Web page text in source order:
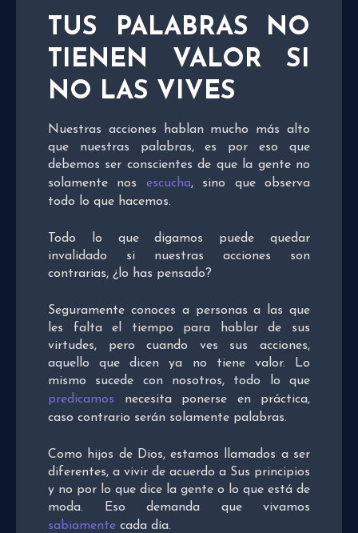
TUS PALABRAS NO
TIENEN VALOR SI
NO LAS VIVES
Nuestras acciones hablan mucho más alto
que nuestras palabras, es por eso que
debemos ser conscientes de que la gente no
solamente nos escucha, sino que observa
todo lo que hacemos.
Todo lo que digamos puede quedar
invalidado si nuestras acciones son
contrarias, ¿lo has pensado?
Seguramente conoces a personas a las que
les falta el tiempo para hablar de sus
virtudes, pero cuando ves sus acciones,
aquello que dicen ya no tiene valor. Lo
mismo sucede con nosotros, todo lo que
predicamos necesita ponerse en práctica,
caso contrario serán solamente palabras.
Como hijos de Dios, estamos llamados a ser
diferentes, a vivir de acuerdo a Sus principios
y no por lo que dice la gente o lo que está de
moda. Eso demanda que vivamos
sabiamente cada día.